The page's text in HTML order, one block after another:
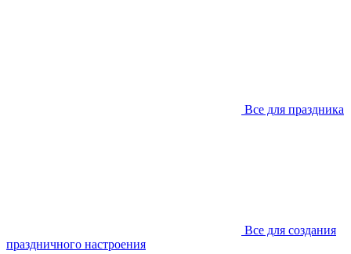
Все для праздника
Все для создания
праздничного настроения